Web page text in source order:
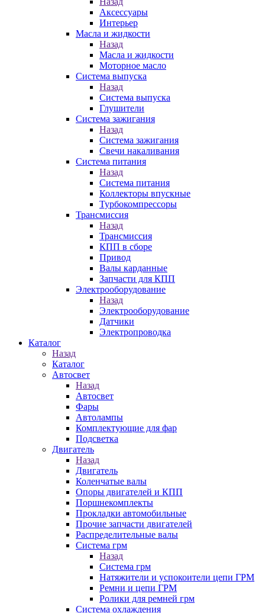
Аксессуары
Интерьер
Масла и жидкости
Назад
Масла и жидкости
Моторное масло
Система выпуска
Назад
Система выпуска
Глушители
Система зажигания
Назад
Система зажигания
Свечи накаливания
Система питания
Назад
Система питания
Коллекторы впускные
Турбокомпрессоры
Трансмиссия
Назад
Трансмиссия
КПП в сборе
Привод
Валы карданные
Запчасти для КПП
Электрооборудование
Назад
Электрооборудование
Датчики
Электропроводка
Каталог
Назад
Каталог
Автосвет
Назад
Автосвет
Фары
Автолампы
Комплектующие для фар
Подсветка
Двигатель
Назад
Двигатель
Коленчатые валы
Опоры двигателей и КПП
Поршнекомплекты
Прокладки автомобильные
Прочие запчасти двигателей
Распределительные валы
Система грм
Назад
Система грм
Натяжители и успокоители цепи ГРМ
Ремни и цепи ГРМ
Ролики для ремней грм
Система охлаждения